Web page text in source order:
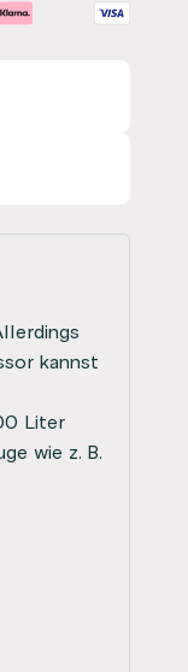
kannst
Liter
wie z. B.